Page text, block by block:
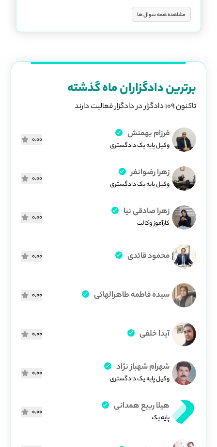
مشاهده همه سوال ها
برترین دادگزاران ماه گذشته
تاکنون 109 دادگزار در دادگزار فعالیت دارند
فرزام بهمنش
وکیل پایه یک دادگستری
0.00
زهرا رضوانفر
وکیل پایه یک دادگستری
0.00
زهرا صادقی نیا
کارآموز وکالت
0.00
محمود قائدی 0.00
سیده فاطمه طاهرالهائی 0.00
آیدا خلفی 0.00
شهرام شهباز نژاد
وکیل پایه یک دادگستری
0.00
هیلا ربیع همدانی
پایه یک
0.00